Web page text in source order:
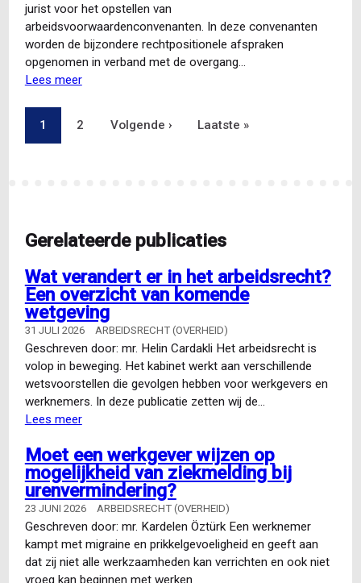
jurist voor het opstellen van
arbeidsvoorwaardenconvenanten. In deze convenanten
worden de bijzondere rechtpositionele afspraken
opgenomen in verband met de overgang…
Lees meerover
slag
Paginering
Pagina
1 Pagina
2 Volgende
Volgende › Laatste
Laatste »
Gerelateerde publicaties
Wat verandert er in het arbeidsrecht?
Een overzicht van komende
wetgeving
31 JULI 2026 ARBEIDSRECHT (OVERHEID)
Geschreven door: mr. Helin Cardakli Het arbeidsrecht is
volop in beweging. Het kabinet werkt aan verschillende
wetsvoorstellen die gevolgen hebben voor werkgevers en
werknemers. In deze publicatie zetten wij de…
Lees meerover
verandert
er
in
het
arbeidsrecht?
Een
overzicht
van
Moet een werkgever wijzen op
mogelijkheid van ziekmelding bij
urenvermindering?
23 JUNI 2026 ARBEIDSRECHT (OVERHEID)
Geschreven door: mr. Kardelen Öztürk Een werknemer
kampt met migraine en prikkelgevoeligheid en geeft aan
dat zij niet alle werkzaamheden kan verrichten en ook niet
vroeg kan beginnen met werken…